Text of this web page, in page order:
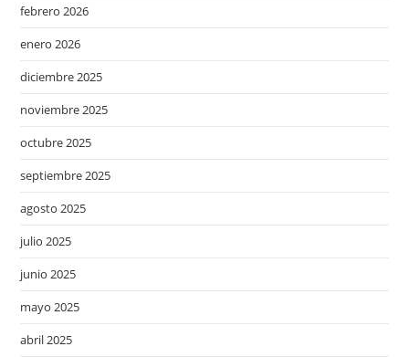
febrero 2026
enero 2026
diciembre 2025
noviembre 2025
octubre 2025
septiembre 2025
agosto 2025
julio 2025
junio 2025
mayo 2025
abril 2025